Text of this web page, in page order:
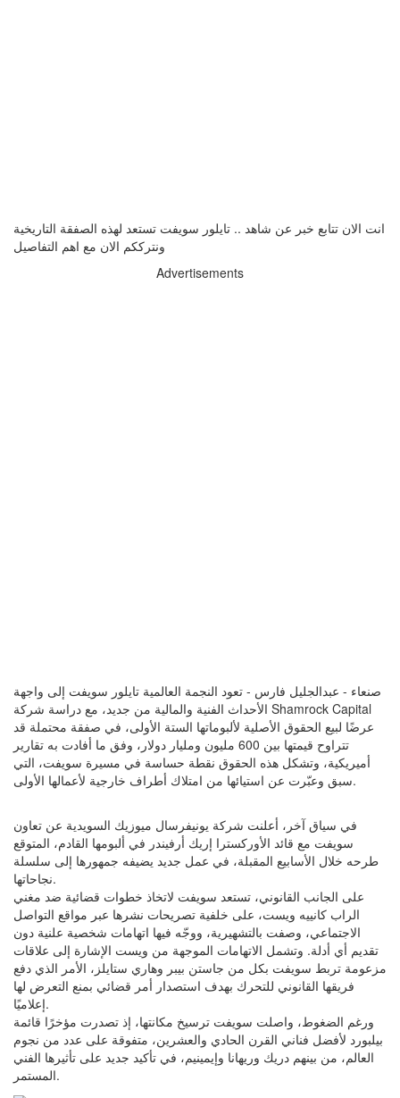
انت الان تتابع خبر عن شاهد .. تايلور سويفت تستعد لهذه الصفقة التاريخية
ونترككم الان مع اهم التفاصيل
Advertisements
صنعاء - عبدالجليل فارس - تعود النجمة العالمية تايلور سويفت إلى واجهة
الأحداث الفنية والمالية من جديد، مع دراسة شركة Shamrock Capital
عرضًا لبيع الحقوق الأصلية لألبوماتها الستة الأولى، في صفقة محتملة قد
تتراوح قيمتها بين 600 مليون ومليار دولار، وفق ما أفادت به تقارير
أميريكية، وتشكل هذه الحقوق نقطة حساسة في مسيرة سويفت، التي
سبق وعبّرت عن استيائها من امتلاك أطراف خارجية لأعمالها الأولى.
في سياق آخر، أعلنت شركة يونيفرسال ميوزيك السويدية عن تعاون
سويفت مع قائد الأوركسترا إريك أرفيندر في ألبومها القادم، المتوقع
طرحه خلال الأسابيع المقبلة، في عمل جديد يضيفه جمهورها إلى سلسلة
نجاحاتها.
على الجانب القانوني، تستعد سويفت لاتخاذ خطوات قضائية ضد مغني
الراب كانييه ويست، على خلفية تصريحات نشرها عبر مواقع التواصل
الاجتماعي، وصفت بالتشهيرية، ووجّه فيها اتهامات شخصية علنية دون
تقديم أي أدلة. وتشمل الاتهامات الموجهة من ويست الإشارة إلى علاقات
مزعومة تربط سويفت بكل من جاستن بيبر وهاري ستايلز، الأمر الذي دفع
فريقها القانوني للتحرك بهدف استصدار أمر قضائي بمنع التعرض لها
إعلاميًا.
ورغم الضغوط، واصلت سويفت ترسيخ مكانتها، إذ تصدرت مؤخرًا قائمة
بيلبورد لأفضل فناني القرن الحادي والعشرين، متفوقة على عدد من نجوم
العالم، من بينهم دريك وريهانا وإيمينيم، في تأكيد جديد على تأثيرها الفني
المستمر.